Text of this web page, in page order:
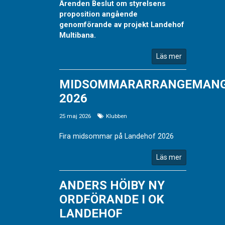
Ärenden Beslut om styrelsens
proposition angående
genomförande av projekt Landehof
Multibana.
Läs mer
2026
25 maj 2026 Klubben
Fira midsommar på Landehof 2026
Läs mer
ANDERS HÖIBY NY
ORDFÖRANDE I OK
LANDEHOF